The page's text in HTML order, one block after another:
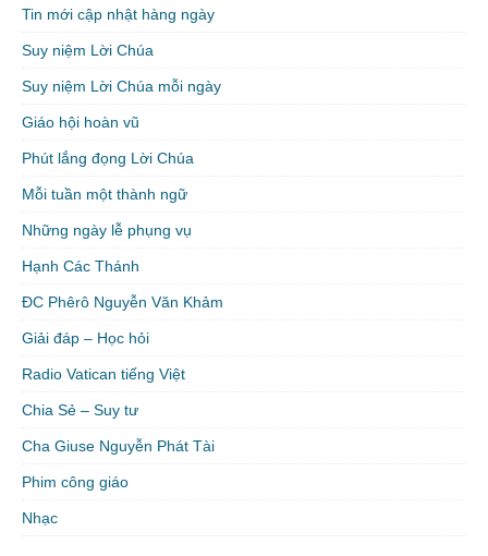
Tin mới cập nhật hàng ngày
Suy niệm Lời Chúa
Suy niệm Lời Chúa mỗi ngày
Giáo hội hoàn vũ
Phút lắng đọng Lời Chúa
Mỗi tuần một thành ngữ
Những ngày lễ phụng vụ
Hạnh Các Thánh
ĐC Phêrô Nguyễn Văn Khảm
Giải đáp – Học hỏi
Radio Vatican tiếng Việt
Chia Sẻ – Suy tư
Cha Giuse Nguyễn Phát Tài
Phim công giáo
Nhạc